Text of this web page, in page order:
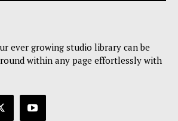
ever growing studio library can be
within any page effortlessly with